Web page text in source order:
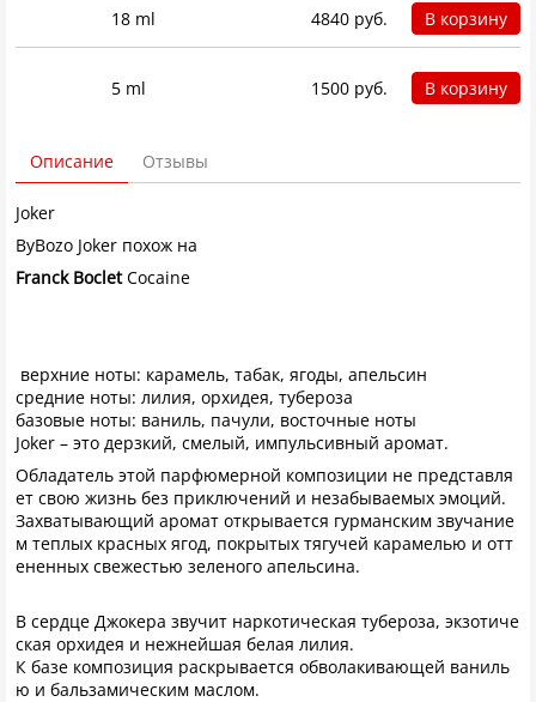
18 ml 4840 руб. В корзину
5 ml 1500 руб. В корзину
Описание Отзывы
Joker
ByBozo Joker похож на
Franck Boclet Cocaine
верхние ноты: карамель, табак, ягоды, апельсин
средние ноты: лилия, орхидея, тубероза
базовые ноты: ваниль, пачули, восточные ноты
Joker – это дерзкий, смелый, импульсивный аромат.
Обладатель этой парфюмерной композиции не представля
ет свою жизнь без приключений и незабываемых эмоций.
Захватывающий аромат открывается гурманским звучание
м теплых красных ягод, покрытых тягучей карамелью и отт
ененных свежестью зеленого апельсина.
В сердце Джокера звучит наркотическая тубероза, экзотиче
ская орхидея и нежнейшая белая лилия.
К базе композиция раскрывается обволакивающей ваниль
ю и бальзамическим маслом.